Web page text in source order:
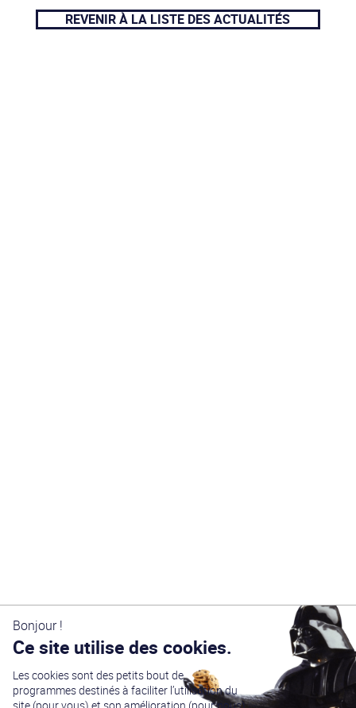
REVENIR À LA LISTE DES ACTUALITÉS
Bonjour !
Ce site utilise des cookies.
Les cookies sont des petits bout de
programmes destinés à faciliter l’utilisation du